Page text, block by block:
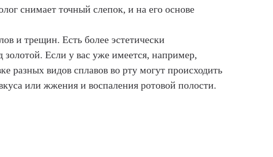
снимает точный слепок, и на его основе
и трещин. Есть более эстетически
Если у вас уже имеется, например,
разных видов сплавов во рту могут происходить
или жжения и воспаления ротовой полости.